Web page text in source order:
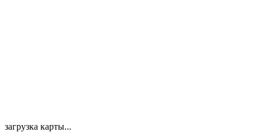
загрузка карты...